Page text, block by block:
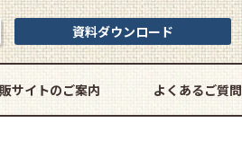
資料ダウンロード
サイトのご案内 よくあるご質問